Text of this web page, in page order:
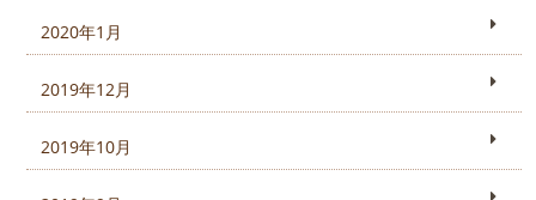
2020年1月
2019年12月
2019年10月